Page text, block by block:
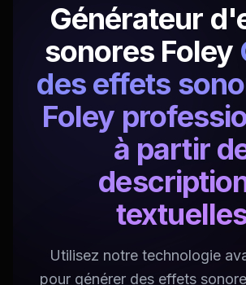
Générateur
sonores Foley
des effets
Foley
à partir
Utilisez notre technologie
pour générer des effets